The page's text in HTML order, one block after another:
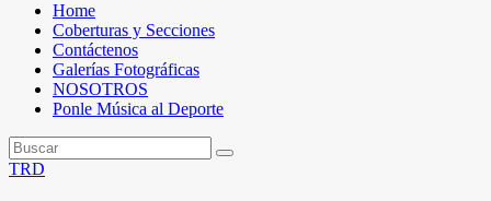
Home
Coberturas y Secciones
Contáctenos
Galerías Fotográficas
NOSOTROS
Ponle Música al Deporte
TRD